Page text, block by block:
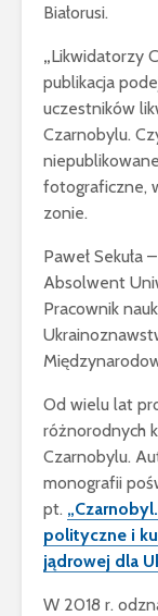
Białorusi.
„Likwidatorzy
publikacja
uczestników
Czarnobylu.
fotograficzne,
zonie.
Paweł Sekuła
Absolwent
Pracownik
Od wielu lat
różnorodnych
Czarnobylu.
monografii
pt.
polityczne i
jądrowej dla
W 2018 r.